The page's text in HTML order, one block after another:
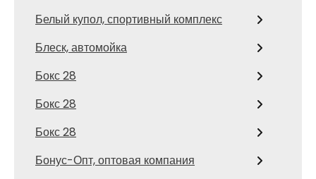
Белый купол, спортивный комплекс
Блеск, автомойка
Бокс 28
Бокс 28
Бокс 28
Бонус-Опт, оптовая компания